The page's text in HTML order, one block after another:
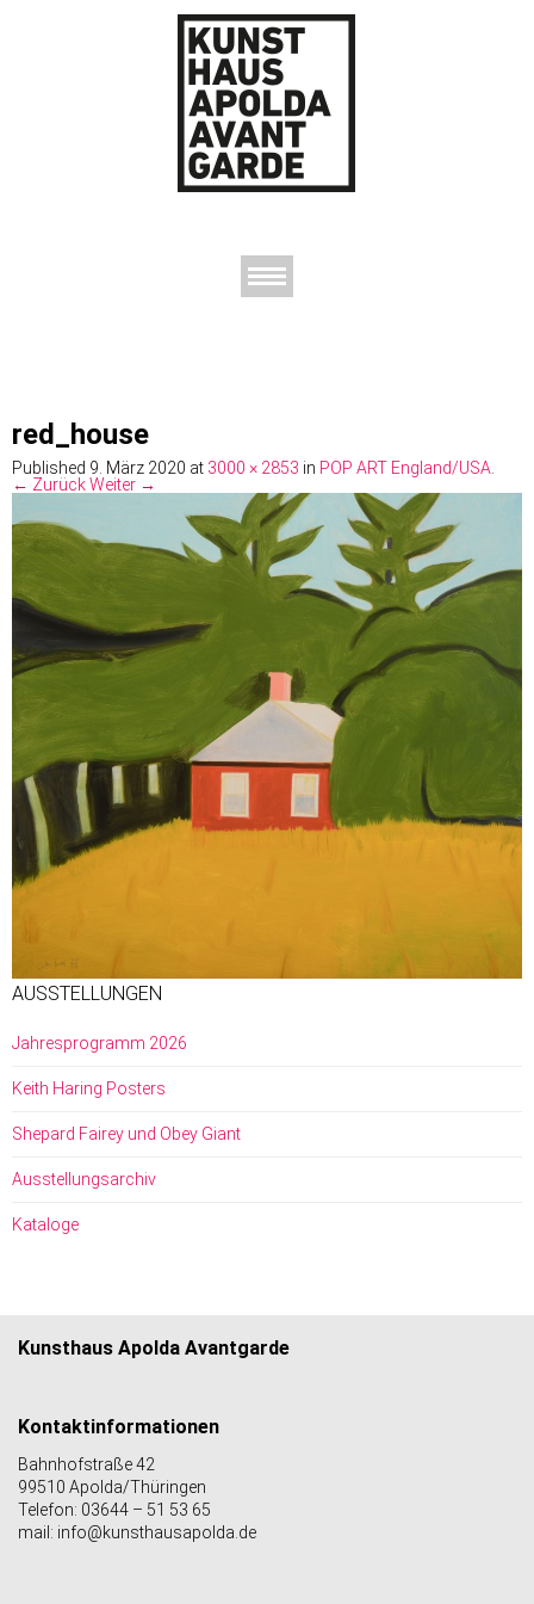
red_house
Published 9. März 2020 at 3000 × 2853 in POP ART England/USA.
← ZurückWeiter →
AUSSTELLUNGEN
Jahresprogramm 2026
Keith Haring Posters
Shepard Fairey und Obey Giant
Ausstellungsarchiv
Kataloge
Kunsthaus Apolda Avantgarde
Kontaktinformationen
Bahnhofstraße 42
99510 Apolda/Thüringen
Telefon: 03644 – 51 53 65
mail: info@kunsthausapolda.de